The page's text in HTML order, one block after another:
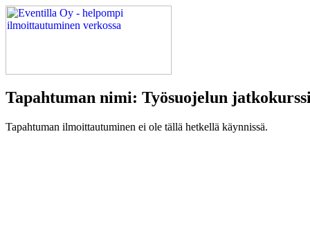
Tapahtuman nimi: Työsuojelun
Tapahtuman ilmoittautuminen ei ole tällä hetkellä käynnissä.